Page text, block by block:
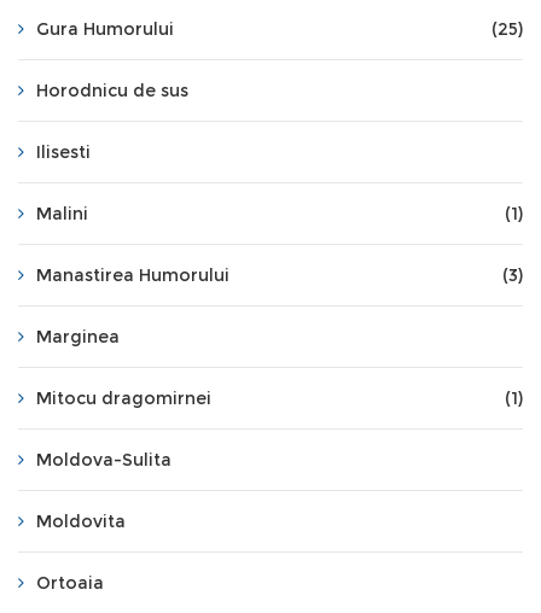
Gura Humorului (25)
Horodnicu de sus
Ilisesti
Malini (1)
Manastirea Humorului (3)
Marginea
Mitocu dragomirnei (1)
Moldova-Sulita
Moldovita
Ortoaia